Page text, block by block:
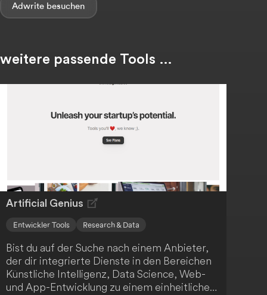
Adwrite
weitere passende Tools …
Artificial Genius
Entwickler Tools Research & Data
Bist du auf der Suche nach einem Anbieter,
der dir integrierte Dienste in den Bereichen
Künstliche Intelligenz, Data Science, Web-
und App-Entwicklung zu einem einheitlichen